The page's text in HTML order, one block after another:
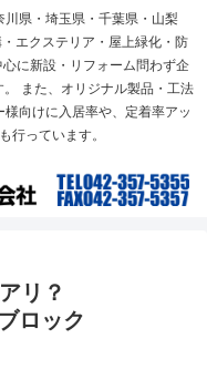
県・埼玉県・千葉県・山梨
エクステリア・屋上緑化・防
に新設・リフォーム問わず企
また、オリジナル製品・工法
向けに入居率や、定着率アッ
行っています。
リ？
ロック